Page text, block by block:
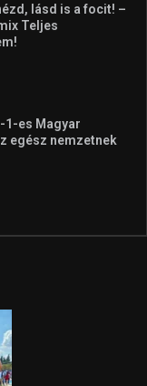
lásd is a focit! –
Teljes
1-es Magyar
egész nemzetnek